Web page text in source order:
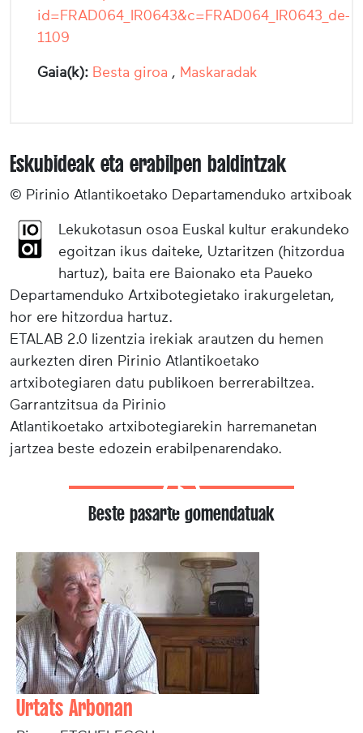
id=FRAD064_IR0643&c=FRAD064_IR0643_de-
1109
Gaia(k): Besta giroa , Maskaradak
Eskubideak eta erabilpen baldintzak
© Pirinio Atlantikoetako Departamenduko artxiboak
Lekukotasun osoa Euskal kultur erakundeko
egoitzan ikus daiteke, Uztaritzen (hitzordua
hartuz), baita ere Baionako eta Paueko
Departamenduko Artxibotegietako irakurgeletan,
hor ere hitzordua hartuz.
ETALAB 2.0 lizentzia irekiak arautzen du hemen
aurkezten diren Pirinio Atlantikoetako
artxibotegiaren datu publikoen berrerabiltzea.
Garrantzitsua da Pirinio
Atlantikoetako artxibotegiarekin harremanetan
jartzea beste edozein erabilpenarendako.
Beste pasarte gomendatuak
Urtats Arbonan